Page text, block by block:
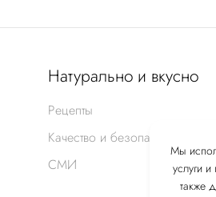
Натурально и вкусно
Рецепты
Качество и безопасность
СМИ
Мы
услуги
также